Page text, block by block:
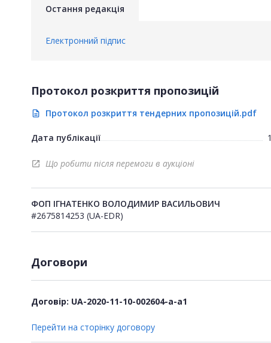
Остання редакція
Електронний підпис
Протокол розкриття пропозицій
description Протокол розкриття тендерних пропозицій.pdf
Дата публікації
open_in_new Що робити після перемоги в аукціоні
ФОП ІГНАТЕНКО ВОЛОДИМИР ВАСИЛЬОВИЧ
#2675814253 (UA-EDR)
Договори
Договір: UA-2020-11-10-002604-a-a1
Перейти на сторінку договору